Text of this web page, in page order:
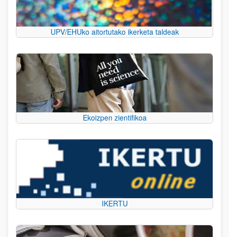
UPV/EHUko aitortutako ikerketa taldeak
Ekoizpen zientifikoa
IKERTU